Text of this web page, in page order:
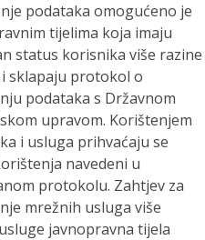
podataka omogućeno je
tijelima koja imaju
status korisnika više razine
sklapaju protokol o
podataka s Državnom
upravom. Korištenjem
i usluga prihvaćaju se
navedeni u
protokolu. Zahtjev za
mrežnih usluga više
javnopravna tijela